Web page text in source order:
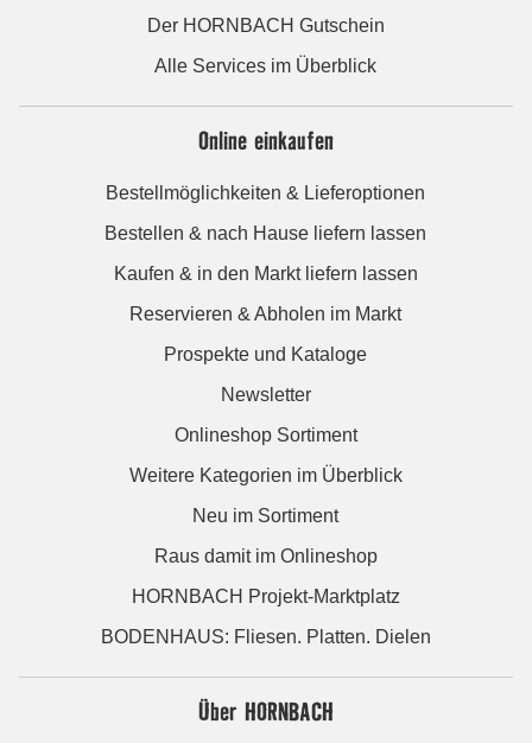
Der HORNBACH Gutschein
Alle Services im Überblick
Online einkaufen
Bestellmöglichkeiten & Lieferoptionen
Bestellen & nach Hause liefern lassen
Kaufen & in den Markt liefern lassen
Reservieren & Abholen im Markt
Prospekte und Kataloge
Newsletter
Onlineshop Sortiment
Weitere Kategorien im Überblick
Neu im Sortiment
Raus damit im Onlineshop
HORNBACH Projekt-Marktplatz
BODENHAUS: Fliesen. Platten. Dielen
Über HORNBACH